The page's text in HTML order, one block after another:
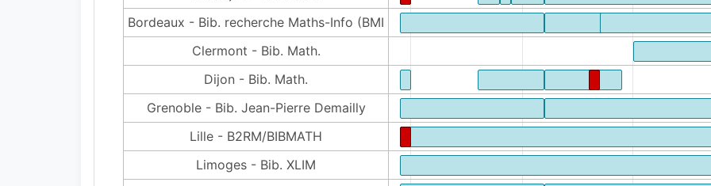
Bordeaux - Bib. recherche Maths-Info (BMI
Clermont - Bib. Math.
Dijon - Bib. Math.
Grenoble - Bib. Jean-Pierre Demailly
Lille - B2RM/BIBMATH
Limoges - Bib. XLIM